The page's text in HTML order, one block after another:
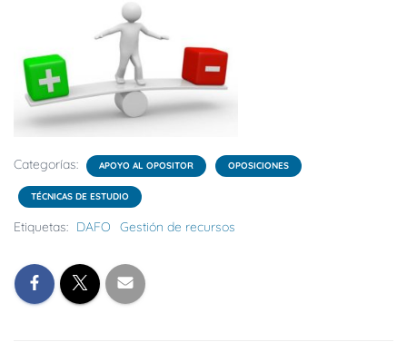
Categorías: APOYO AL OPOSITOR OPOSICIONES
TÉCNICAS DE ESTUDIO
Etiquetas: DAFO Gestión de recursos